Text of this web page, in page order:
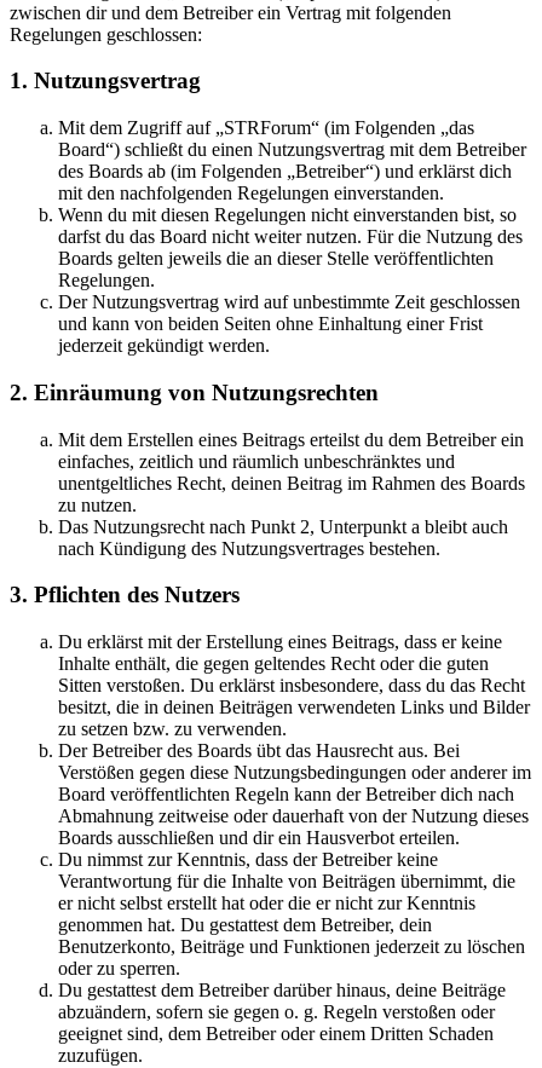
zwischen dir und dem Betreiber ein Vertrag mit folgenden
Regelungen geschlossen:
1. Nutzungsvertrag
Mit dem Zugriff auf „STRForum“ (im Folgenden „das
Board“) schließt du einen Nutzungsvertrag mit dem Betreiber
des Boards ab (im Folgenden „Betreiber“) und erklärst dich
mit den nachfolgenden Regelungen einverstanden.
Wenn du mit diesen Regelungen nicht einverstanden bist, so
darfst du das Board nicht weiter nutzen. Für die Nutzung des
Boards gelten jeweils die an dieser Stelle veröffentlichten
Regelungen.
Der Nutzungsvertrag wird auf unbestimmte Zeit geschlossen
und kann von beiden Seiten ohne Einhaltung einer Frist
jederzeit gekündigt werden.
2. Einräumung von Nutzungsrechten
Mit dem Erstellen eines Beitrags erteilst du dem Betreiber ein
einfaches, zeitlich und räumlich unbeschränktes und
unentgeltliches Recht, deinen Beitrag im Rahmen des Boards
zu nutzen.
Das Nutzungsrecht nach Punkt 2, Unterpunkt a bleibt auch
nach Kündigung des Nutzungsvertrages bestehen.
3. Pflichten des Nutzers
Du erklärst mit der Erstellung eines Beitrags, dass er keine
Inhalte enthält, die gegen geltendes Recht oder die guten
Sitten verstoßen. Du erklärst insbesondere, dass du das Recht
besitzt, die in deinen Beiträgen verwendeten Links und Bilder
zu setzen bzw. zu verwenden.
Der Betreiber des Boards übt das Hausrecht aus. Bei
Verstößen gegen diese Nutzungsbedingungen oder anderer im
Board veröffentlichten Regeln kann der Betreiber dich nach
Abmahnung zeitweise oder dauerhaft von der Nutzung dieses
Boards ausschließen und dir ein Hausverbot erteilen.
Du nimmst zur Kenntnis, dass der Betreiber keine
Verantwortung für die Inhalte von Beiträgen übernimmt, die
er nicht selbst erstellt hat oder die er nicht zur Kenntnis
genommen hat. Du gestattest dem Betreiber, dein
Benutzerkonto, Beiträge und Funktionen jederzeit zu löschen
oder zu sperren.
Du gestattest dem Betreiber darüber hinaus, deine Beiträge
abzuändern, sofern sie gegen o. g. Regeln verstoßen oder
geeignet sind, dem Betreiber oder einem Dritten Schaden
zuzufügen.